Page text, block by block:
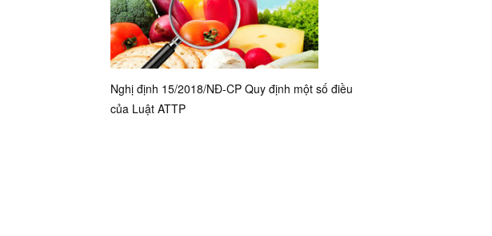
Nghị định 15/2018/NĐ-CP Quy định một số điều
của Luật ATTP